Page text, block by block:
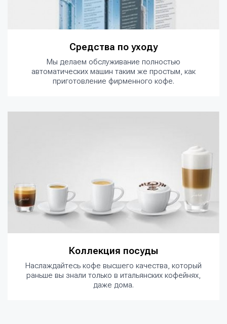
Средства по уходу
Мы делаем обслуживание полностью
автоматических машин таким же простым, как
приготовление фирменного кофе.
Коллекция посуды
Наслаждайтесь кофе высшего качества, который
раньше вы знали только в итальянских кофейнях,
даже дома.